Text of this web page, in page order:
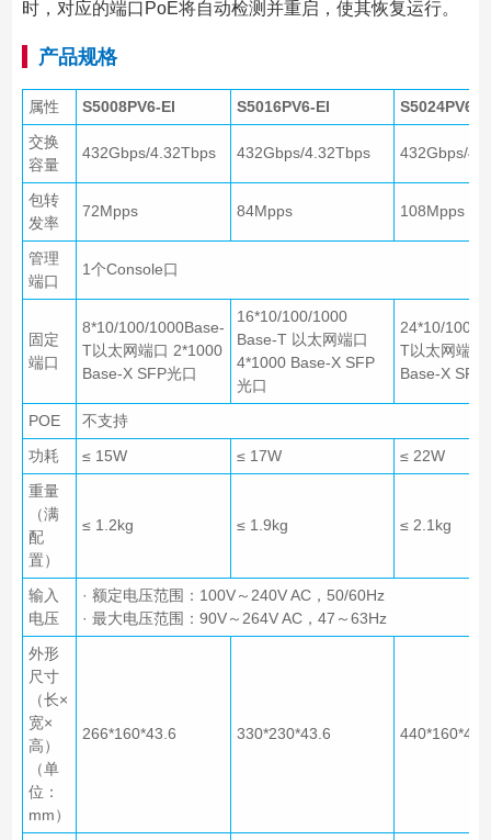
时，对应的端口PoE将自动检测并重启，使其恢复运行。
产品规格
属性 S5008PV6-EI S5016PV6-EI
S5024PV6-
交换
容量
432Gbps/4.32Tbps 432Gbps/4.32Tbps 432Gbps/
包转
发率
72Mpps 84Mpps 108Mpps
管理
端口
1个Console口
固定
端口
8*10/100/1000Base-
T以太网端口 2*1000
Base-X SFP光口
16*10/100/1000
Base-T 以太网端口
4*1000 Base-X SFP
光口
24*10/100/
T以太网端口
Base-X SFP
POE
不支持
功耗
≤ 15W ≤ 17W
≤ 22W
重量
（满
配
置）
≤ 1.2kg ≤ 1.9kg ≤ 2.1kg
输入
电压
· 额定电压范围：100V～240V AC，50/60Hz
· 最大电压范围：90V～264V AC，47～63Hz
外形
尺寸
（长×
宽×
高）
（单
位：
mm）
266*160*43.6 330*230*43.6